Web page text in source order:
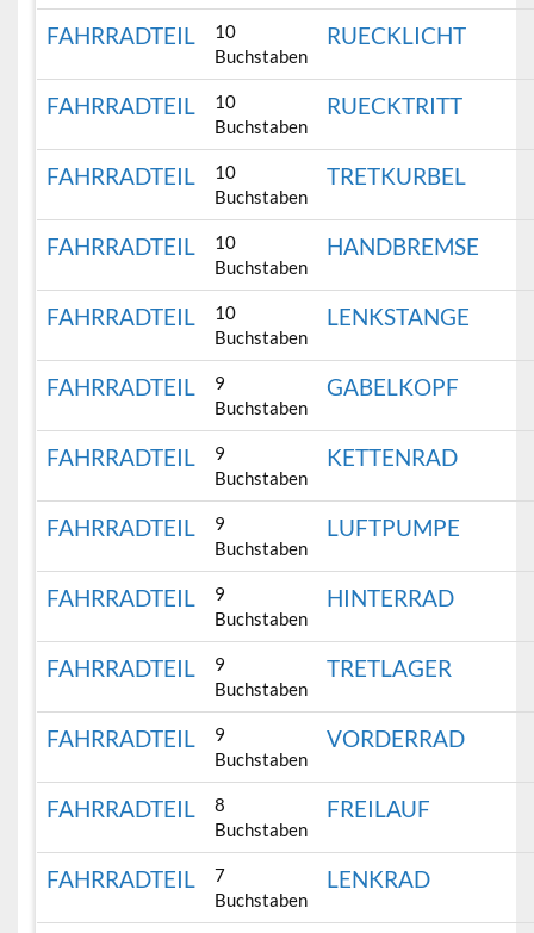
FAHRRADTEIL
10
Buchstaben
RUECKLICHT
FAHRRADTEIL
10
Buchstaben
RUECKTRITT
FAHRRADTEIL
10
Buchstaben
TRETKURBEL
FAHRRADTEIL
10
Buchstaben
HANDBREMSE
FAHRRADTEIL
10
Buchstaben
LENKSTANGE
FAHRRADTEIL
9
Buchstaben
GABELKOPF
FAHRRADTEIL
9
Buchstaben
KETTENRAD
FAHRRADTEIL
9
Buchstaben
LUFTPUMPE
FAHRRADTEIL
9
Buchstaben
HINTERRAD
FAHRRADTEIL
9
Buchstaben
TRETLAGER
FAHRRADTEIL
9
Buchstaben
VORDERRAD
FAHRRADTEIL
8
Buchstaben
FREILAUF
FAHRRADTEIL
7
Buchstaben
LENKRAD